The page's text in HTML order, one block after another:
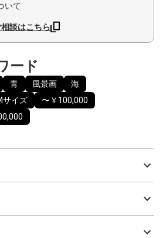
いて
談はこちら
ード
青 風景画
海
サイズ
〜￥100,000